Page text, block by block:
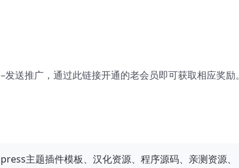
–发送推广，通过此链接开通的老会员即可获取相应奖励。
主题插件模板、汉化资源、程序源码、亲测资源、